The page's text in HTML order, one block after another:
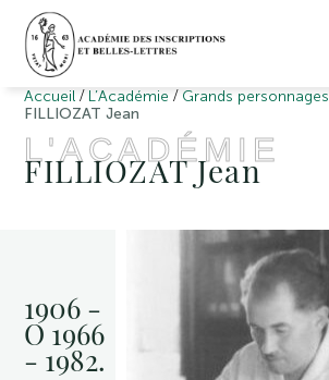
Accueil / L’Académie / Grands personnages
FILLIOZAT Jean
L'ACADÉMIE
FILLIOZAT Jean
1906 -
O 1966
- 1982.